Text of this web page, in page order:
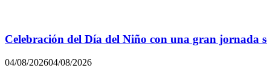
Celebración del Día del Niño con una gran jornada
04/08/202604/08/2026